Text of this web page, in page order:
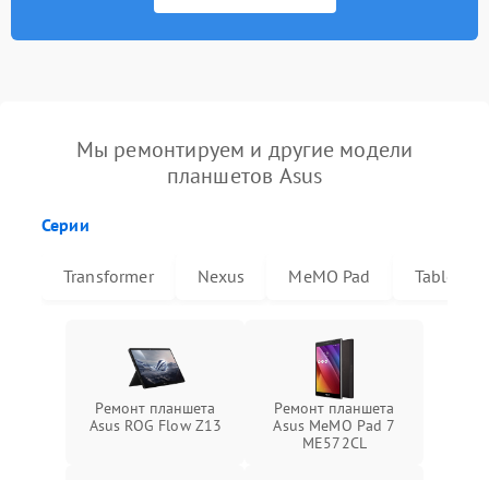
Мы ремонтируем и другие модели
планшетов Asus
Серии
Transformer Nexus MeMO Pad Tablet
Ремонт планшета
Asus ROG Flow Z13
Ремонт планшета
Asus MeMO Pad 7
ME572CL